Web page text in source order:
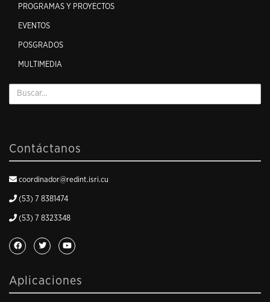
PROGRAMAS Y PROYECTOS
EVENTOS
POSGRADOS
MULTIMEDIA
Contáctanos
coordinador@redint.isri.cu
(53) 7 8381474
(53) 7 8323348
Aplicaciones